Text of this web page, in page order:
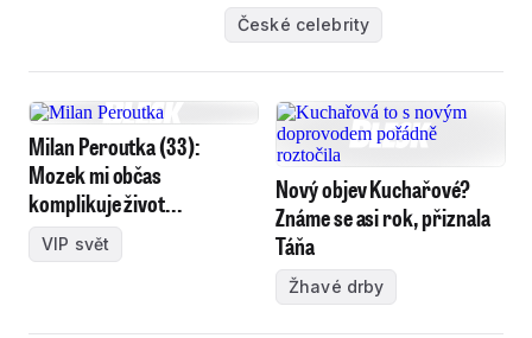
České celebrity
Milan Peroutka (33):
Mozek mi občas
komplikuje život...
VIP svět
Nový objev Kuchařové?
Známe se asi rok, přiznala
Táňa
Žhavé drby